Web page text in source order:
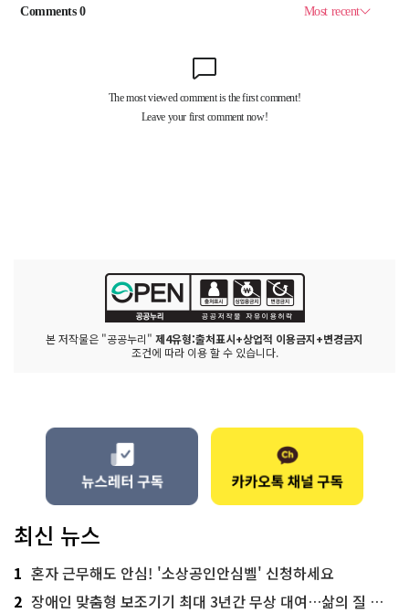
본 저작물은 "공공누리" 제4유형:출처표시+상업적 이용금지+변경금지
조건에 따라 이용 할 수 있습니다.
최신 뉴스
1 혼자 근무해도 안심! '소상공인안심벨' 신청하세요
2 장애인 맞춤형 보조기기 최대 3년간 무상 대여…삶의 질 높인다